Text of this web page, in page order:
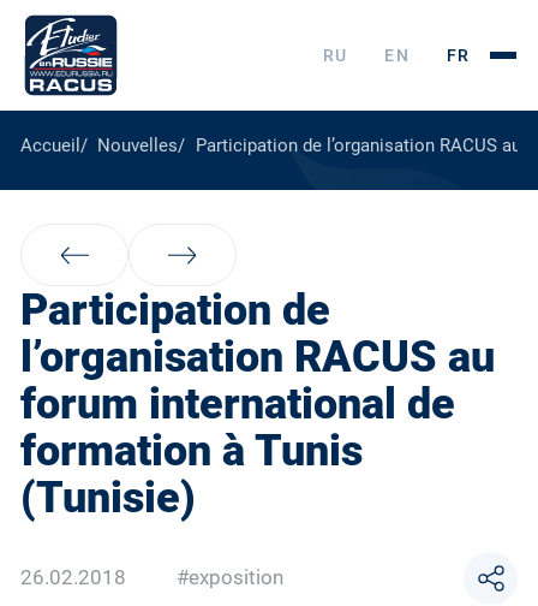
RU EN FR
Accueil Nouvelles Participation de l’organisation RACUS
Participation de
l’organisation RACUS au
forum international de
formation à Tunis
(Tunisie)
26.02.2018 #exposition